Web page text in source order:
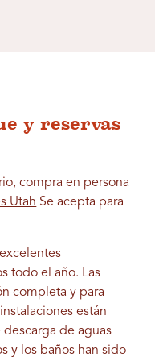
y reservas
compra en persona
Utah Se acepta para
todo el año. Las
completa y para
están
de aguas
y los baños han sido